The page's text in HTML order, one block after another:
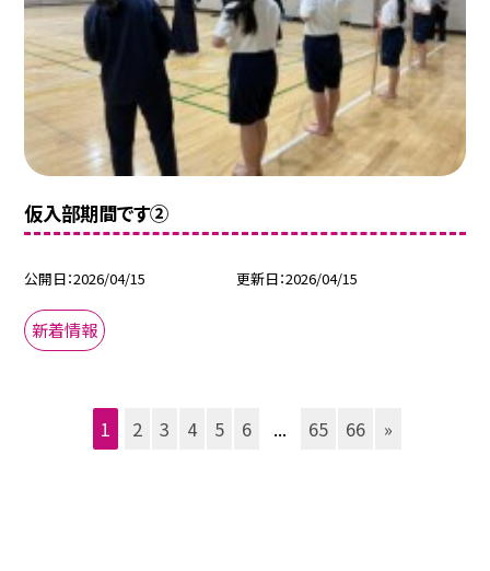
仮入部期間です②
公開日 2026/04/15 更新日 2026/04/15
新着情報
1 2 3 4 5 6 ... 65 66 »